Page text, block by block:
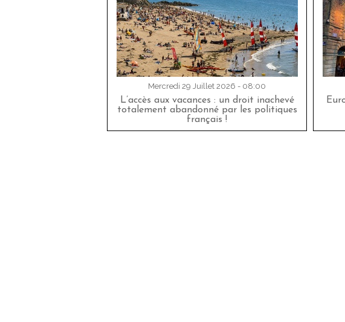
Mercredi 29 Juillet 2026 - 08:00
L’accès aux vacances : un droit inachevé
totalement abandonné par les politiques
français !